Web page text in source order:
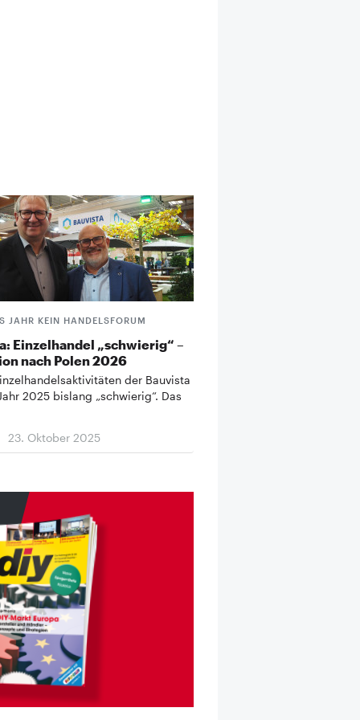
JAHR KEIN HANDELSFORUM
Einzelhandel „schwierig“ –
nach Polen 2026
der Bauvista
2025 bislang „schwierig“. Das
23. Oktober 2025